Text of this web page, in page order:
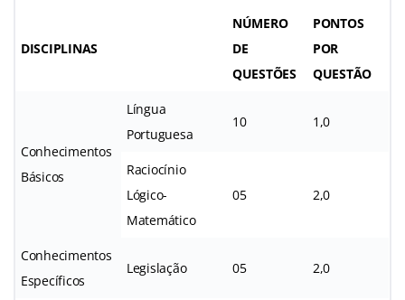
DISCIPLINAS
NÚMERO
DE
QUESTÕES
PONTOS
POR
QUESTÃO
Conhecimentos
Básicos
Língua
Portuguesa
10 1,0
Raciocínio
Lógico-
Matemático
05 2,0
Conhecimentos
Específicos
Legislação 05 2,0